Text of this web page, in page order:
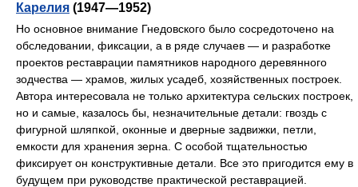
Карелия (1947—1952)
Но основное внимание Гнедовского было сосредоточено на
обследовании, фиксации, а в ряде случаев — и разработке
проектов реставрации памятников народного деревянного
зодчества — храмов, жилых усадеб, хозяйственных построек.
Автора интересовала не только архитектура сельских построек,
но и самые, казалось бы, незначительные детали: гвоздь с
фигурной шляпкой, оконные и дверные задвижки, петли,
емкости для хранения зерна. С особой тщательностью
фиксирует он конструктивные детали. Все это пригодится ему в
будущем при руководстве практической реставрацией.